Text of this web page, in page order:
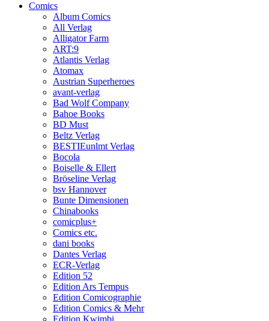
Comics
Album Comics
All Verlag
Alligator Farm
ART:9
Atlantis Verlag
Atomax
Austrian Superheroes
avant-verlag
Bad Wolf Company
Bahoe Books
BD Must
Beltz Verlag
BESTIEunlmt Verlag
Bocola
Boiselle & Ellert
Bröseline Verlag
bsv Hannover
Bunte Dimensionen
Chinabooks
comicplus+
Comics etc.
dani books
Dantes Verlag
ECR-Verlag
Edition 52
Edition Ars Tempus
Edition Comicographie
Edition Comics & Mehr
Edition Kwimbi